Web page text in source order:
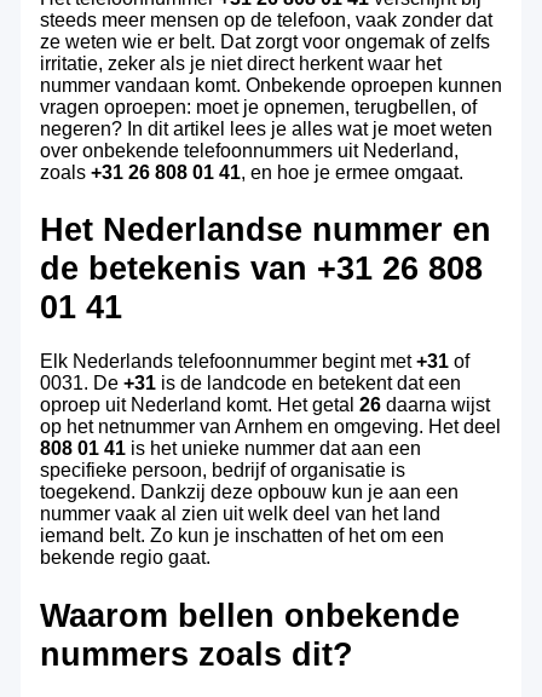
steeds meer mensen op de telefoon, vaak zonder dat
ze weten wie er belt. Dat zorgt voor ongemak of zelfs
irritatie, zeker als je niet direct herkent waar het
nummer vandaan komt. Onbekende oproepen kunnen
vragen oproepen: moet je opnemen, terugbellen, of
negeren? In dit artikel lees je alles wat je moet weten
over onbekende telefoonnummers uit Nederland,
zoals +31 26 808 01 41, en hoe je ermee omgaat.
Het Nederlandse nummer en
de betekenis van +31 26 808
01 41
Elk Nederlands telefoonnummer begint met+31of
0031. De +31is de landcode en betekent dat een
oproep uit Nederland komt. Het getal 26daarna wijst
op het netnummer van Arnhem en omgeving. Het deel
808 01 41is het unieke nummer dat aan een
specifieke persoon, bedrijf of organisatie is
toegekend. Dankzij deze opbouw kun je aan een
nummer vaak al zien uit welk deel van het land
iemand belt. Zo kun je inschatten of het om een
bekende regio gaat.
Waarom bellen onbekende
nummers zoals dit?